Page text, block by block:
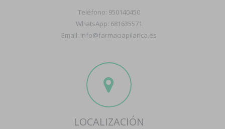
Teléfono: 950140450
WhatsApp: 681635571
Email: info@farmaciapilarica.es
LOCALIZACIÓN